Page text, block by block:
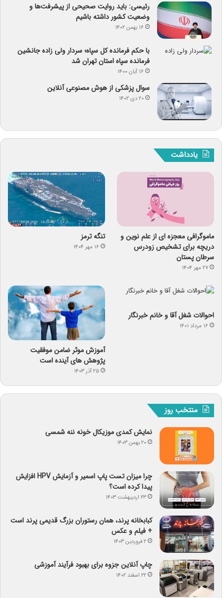
رئیسی: باید روایت صحیحی از پیشرفت‌ها و
وضعیت کشور داشته باشیم
۱۶ بهمن ۱۴۰۲
با حکم فرمانده کل سپاه؛ سردار ولی زاده جانشین
فرمانده سپاه استان تهران شد
۱۶ آبان ۱۴۰۰
سوال پزشکی از هوش مصنوعی آنلاین
۲۰ دی ۱۴۰۲
یادداشت
ماموگرافی معجزه ای از علم نوین و
دریچه برای تشخیص زودرس
سرطان پستان
۲۷ مهر ۱۴۰۴
تنگه ترمز
۱۶ مهر ۱۴۰۴
احوالات شغل آقا و خانم خبرنگار
۱۶ مرداد ۱۴۰۱
آموزش موثر ضامن موفقیت
پژوهش های آینده است
۲۵ آذر ۱۴۰۳
منتخب روز
نمایش کمدی موزیکال خونه ننه شمسی
۲۰ بهمن ۱۴۰۳
چرا میزان تست پاپ اسمیر و آزمایش HPV افزایش
پیدا کرده است؟
۲۳ اردیبهشت ۱۴۰۳
کبابخانه پرند، همان رستوران بزرگ قدیمی پرند است
+ فیلم و عکس
۲ فروردین ۱۴۰۳
چاپ آنلاین جزوه برای بهبود فرآیند آموزشی
۲۲ اسفند ۱۴۰۲